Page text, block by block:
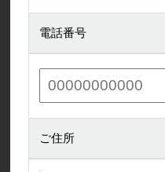
電話番号
ご住所